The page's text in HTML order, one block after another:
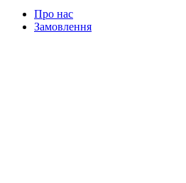
Про нас
Замовлення